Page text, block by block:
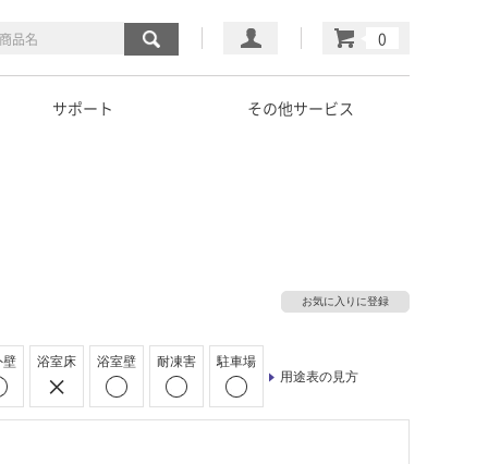
マイページ
カート
サポート その他サービス
お気に入りに登録
壁 浴室床 浴室壁 耐凍害
駐車場
用途表の見方